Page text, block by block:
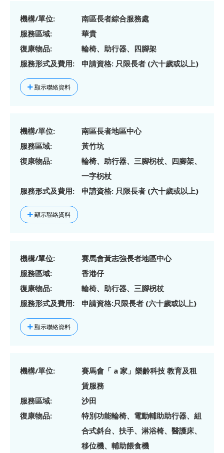
機構/單位:
南區長者綜合服務處
服務區域:
華貴
復康物品:
輪椅、助行器、四腳架
服務形式及費用:
申請資格: 只限長者 (六十歲或以上)
顯示聯絡資料
機構/單位:
南區長者地區中心
服務區域:
黃竹坑
復康物品:
輪椅、助行器、三腳柺杖、四腳架、
一字柺杖
服務形式及費用:
申請資格: 只限長者 (六十歲或以上)
顯示聯絡資料
機構/單位:
賽馬會黃志強長者地區中心
服務區域:
香港仔
復康物品:
輪椅、助行器、三腳柺杖
服務形式及費用:
申請資格:只限長者 (六十歲或以上)
顯示聯絡資料
機構/單位:
賽馬會「 a 家」樂齡科技 教育及租
賃服務
服務區域:
沙田
復康物品:
特別功能輪椅、電動輔助助行器、組
合式斜台、扶手、淋浴椅、醫護床、
移位機、輔助餵食機